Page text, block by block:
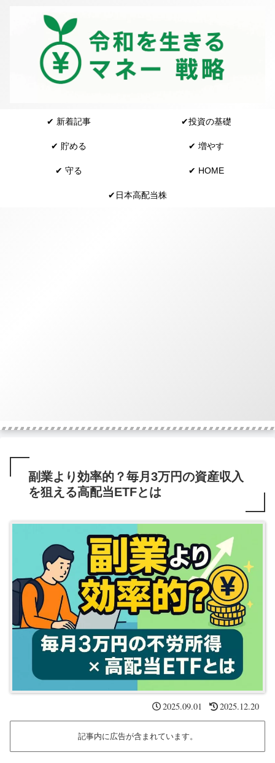
✔︎ 新着記事 ✔︎投資の基礎
✔︎ 貯める ✔︎ 増やす
✔︎ 守る ✔︎ HOME
✔︎日本高配当株
副業より効率的？毎月3万円の資産収入
を狙える高配当ETFとは
2025.09.01 2025.12.20
記事内に広告が含まれています。